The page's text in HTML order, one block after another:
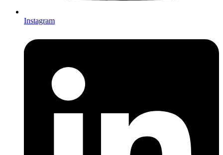
Instagram